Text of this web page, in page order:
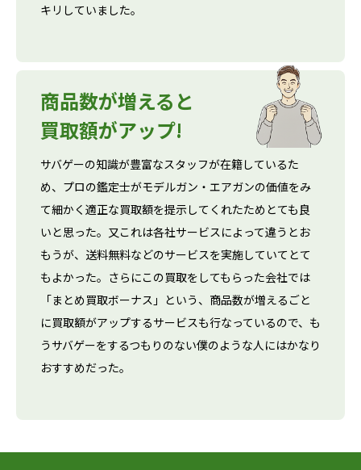
キリしていました。
商品数が増えると
買取額がアップ!
サバゲーの知識が豊富なスタッフが在籍しているた
め、プロの鑑定士がモデルガン・エアガンの価値をみ
て細かく適正な買取額を提示してくれたためとても良
いと思った。又これは各社サービスによって違うとお
もうが、送料無料などのサービスを実施していてとて
もよかった。さらにこの買取をしてもらった会社では
「まとめ買取ボーナス」という、商品数が増えるごと
に買取額がアップするサービスも行なっているので、も
うサバゲーをするつもりのない僕のような人にはかなり
おすすめだった。